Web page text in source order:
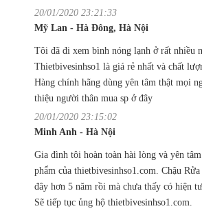
20/01/2020 23:21:33
Mỹ Lan - Hà Đông, Hà Nội
Tôi đã đi xem bình nóng lạnh ở rất nhiều
Thietbivesinhso1 là giá rẻ nhất và chất
Hàng chính hãng dùng yên tâm thật mọi
thiệu người thân mua sp ở đây
20/01/2020 23:15:02
Minh Anh - Hà Nội
Gia đình tôi hoàn toàn hài lòng và yên
phẩm của thietbivesinhso1.com. Chậu
đây hơn 5 năm rồi mà chưa thấy có hiện
Sẽ tiếp tục ủng hộ thietbivesinhso1.com.